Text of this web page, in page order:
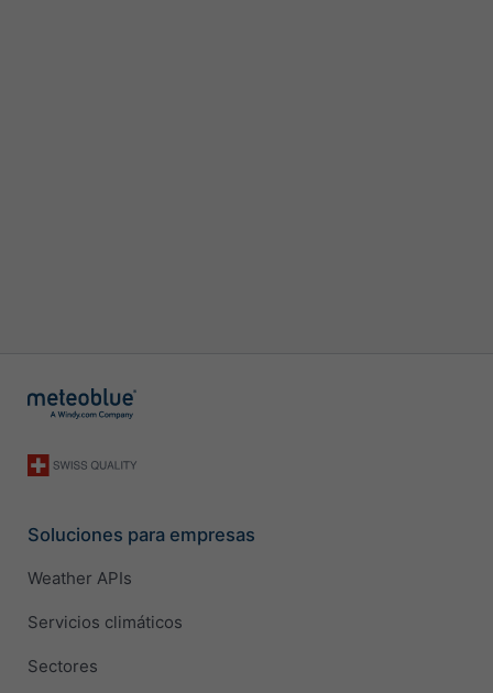
Soluciones para empresas
Weather APIs
Servicios climáticos
Sectores